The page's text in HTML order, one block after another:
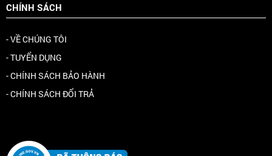
CHÍNH SÁCH
- VỀ CHÚNG TÔI
- TUYỂN DỤNG
- CHÍNH SÁCH BẢO HÀNH
- CHÍNH SÁCH ĐỔI TRẢ